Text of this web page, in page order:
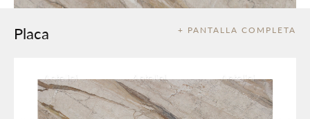
+ PANTALLA COMPLETA
Placa